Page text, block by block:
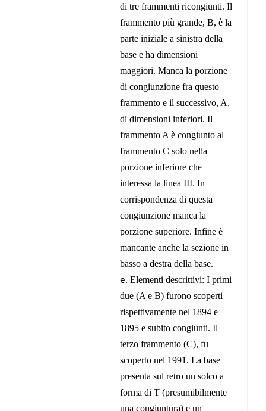
di tre frammenti ricongiunti. Il
frammento più grande, B, è la
parte iniziale a sinistra della
base e ha dimensioni
maggiori. Manca la porzione
di congiunzione fra questo
frammento e il successivo, A,
di dimensioni inferiori. Il
frammento A è congiunto al
frammento C solo nella
porzione inferiore che
interessa la linea III. In
corrispondenza di questa
congiunzione manca la
porzione superiore. Infine è
mancante anche la sezione in
basso a destra della base.
Elementi descrittivi: I primi
due (A e B) furono scoperti
rispettivamente nel 1894 e
1895 e subito congiunti. Il
terzo frammento (C), fu
scoperto nel 1991. La base
presenta sul retro un solco a
forma di T (presumibilmente
una congiuntura) e un